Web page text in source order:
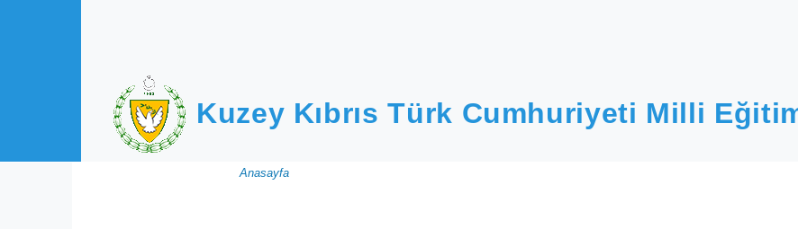
Kuzey Kıbrıs Türk Cumhuriyeti Milli
Sayfa
yolu
Anasayfa